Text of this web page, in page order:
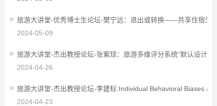
2024-05-09
旅游大讲堂-优秀博士生论坛-樊宁远：退出或转换——共享住宿生
2024-04-26
旅游大讲堂-杰出教授论坛-张紫琼：旅游多维评分系统“默认设计”
2024-04-23
旅游大讲堂-杰出教授论坛-李建标:Individual Behavioral Biases